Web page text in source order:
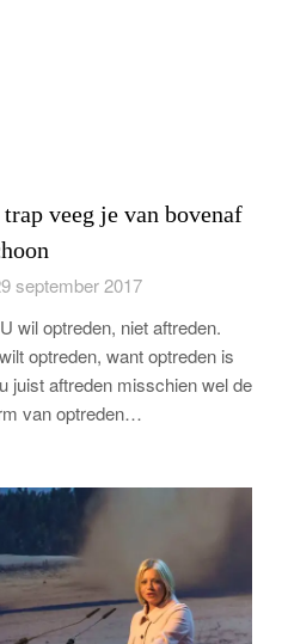
veeg je van bovenaf
september 2017
wil optreden, niet aftreden.
optreden, want optreden is
juist aftreden misschien wel de
van optreden…